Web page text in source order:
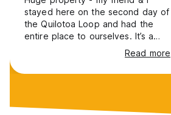
stayed here on the second day of
the Quilotoa Loop and had the
entire place to ourselves. It’s a
little past the main town so I think
other hikers chose closer hostels,
but we were happy for the peace
having dinner & breakfast cooked
Read more